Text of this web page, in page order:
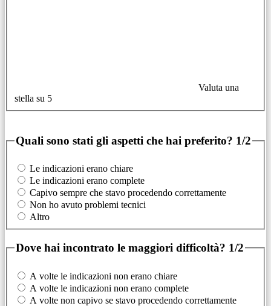
Valuta una
stella su 5
Quali sono stati gli aspetti che hai preferito? 1/2
Le indicazioni erano chiare
Le indicazioni erano complete
Capivo sempre che stavo procedendo correttamente
Non ho avuto problemi tecnici
Altro
Dove hai incontrato le maggiori difficoltà? 1/2
A volte le indicazioni non erano chiare
A volte le indicazioni non erano complete
A volte non capivo se stavo procedendo correttamente